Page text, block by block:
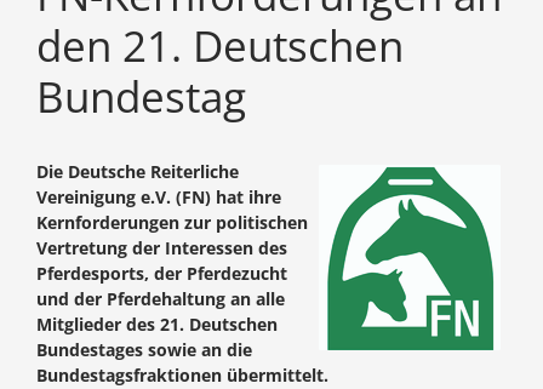
den 21. Deutschen
Bundestag
Die Deutsche Reiterliche
Vereinigung e.V. (FN) hat ihre
Kernforderungen zur politischen
Vertretung der Interessen des
Pferdesports, der Pferdezucht
und der Pferdehaltung an alle
Mitglieder des 21. Deutschen
Bundestages sowie an die
Bundestagsfraktionen übermittelt.